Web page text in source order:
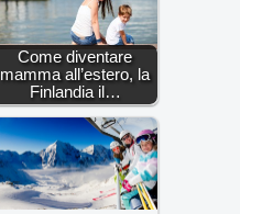
Come diventare
mamma all’estero, la
Finlandia il…